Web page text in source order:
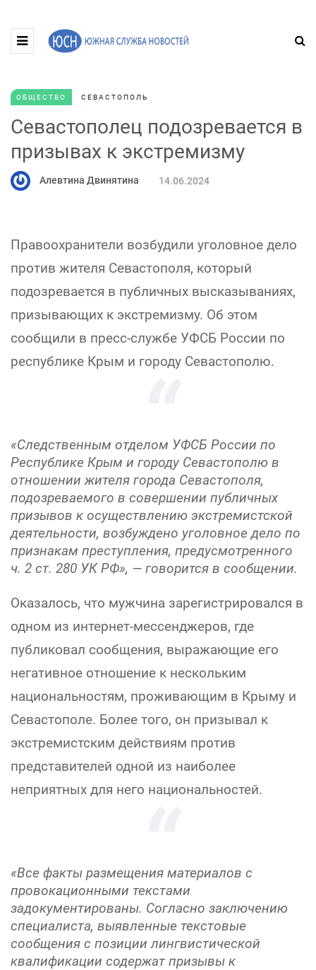
ОБЩЕСТВО СЕВАСТОПОЛЬ
Севастополец подозревается в
призывах к экстремизму
Алевтина Двинятина 14.06.2024
Правоохранители возбудили уголовное дело
против жителя Севастополя, который
подозревается в публичных высказываниях,
призывающих к экстремизму. Об этом
сообщили в пресс-службе УФСБ России по
республике Крым и городу Севастополю.
«Следственным отделом УФСБ России по
Республике Крым и городу Севастополю в
отношении жителя города Севастополя,
подозреваемого в совершении публичных
призывов к осуществлению экстремистской
деятельности, возбуждено уголовное дело по
признакам преступления, предусмотренного
ч. 2 ст. 280 УК РФ», — говорится в сообщении.
Оказалось, что мужчина зарегистрировался в
одном из интернет-мессенджеров, где
публиковал сообщения, выражающие его
негативное отношение к нескольким
национальностям, проживающим в Крыму и
Севастополе. Более того, он призывал к
экстремистским действиям против
представителей одной из наиболее
неприятных для него национальностей.
«Все факты размещения материалов с
провокационными текстами
задокументированы. Согласно заключению
специалиста, выявленные текстовые
сообщения с позиции лингвистической
квалификации содержат призывы к